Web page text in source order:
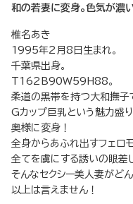
和の若妻に変身。色気が濃
椎名あき
1995年2月8日生まれ。
千葉県出身。
T162B90W59H88。
柔道の黒帯を持つ大和撫子
Gカップ巨乳という魅力盛
奥様に変身！
全身からあふれ出すフェロ
全てを虜にする誘いの眼差し
そんなセクシー美人妻がど
以上は言えません！